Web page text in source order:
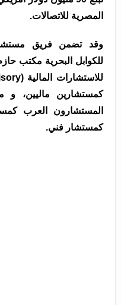
المصرية للاتصالات.
وقد تضمن فريق
كمستشارين ماليين، و
كمستشار فني.